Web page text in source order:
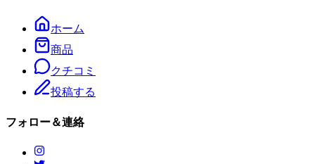
ホーム
商品
クチコミ
投稿する
フォロー＆連絡